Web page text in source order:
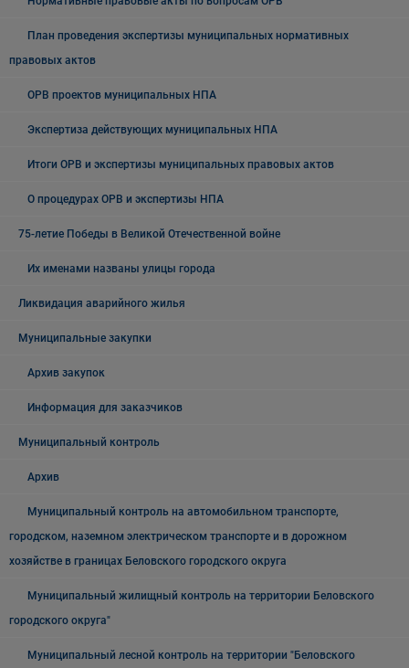
План проведения экспертизы муниципальных нормативных
правовых актов
ОРВ проектов муниципальных НПА
Экспертиза действующих муниципальных НПА
Итоги ОРВ и экспертизы муниципальных правовых актов
О процедурах ОРВ и экспертизы НПА
75-летие Победы в Великой Отечественной войне
Их именами названы улицы города
Ликвидация аварийного жилья
Муниципальные закупки
Архив закупок
Информация для заказчиков
Муниципальный контроль
Архив
Муниципальный контроль на автомобильном транспорте,
городском, наземном электрическом транспорте и в дорожном
хозяйстве в границах Беловского городского округа
Муниципальный жилищный контроль на территории Беловского
городского округа"
Муниципальный лесной контроль на территории "Беловского